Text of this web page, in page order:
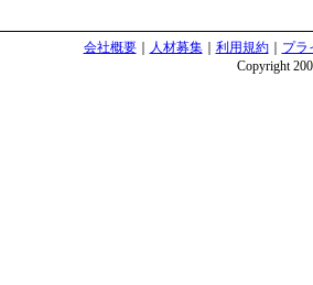
会社概要｜ 人材募集｜ 利用規約｜ プラ
Copyright